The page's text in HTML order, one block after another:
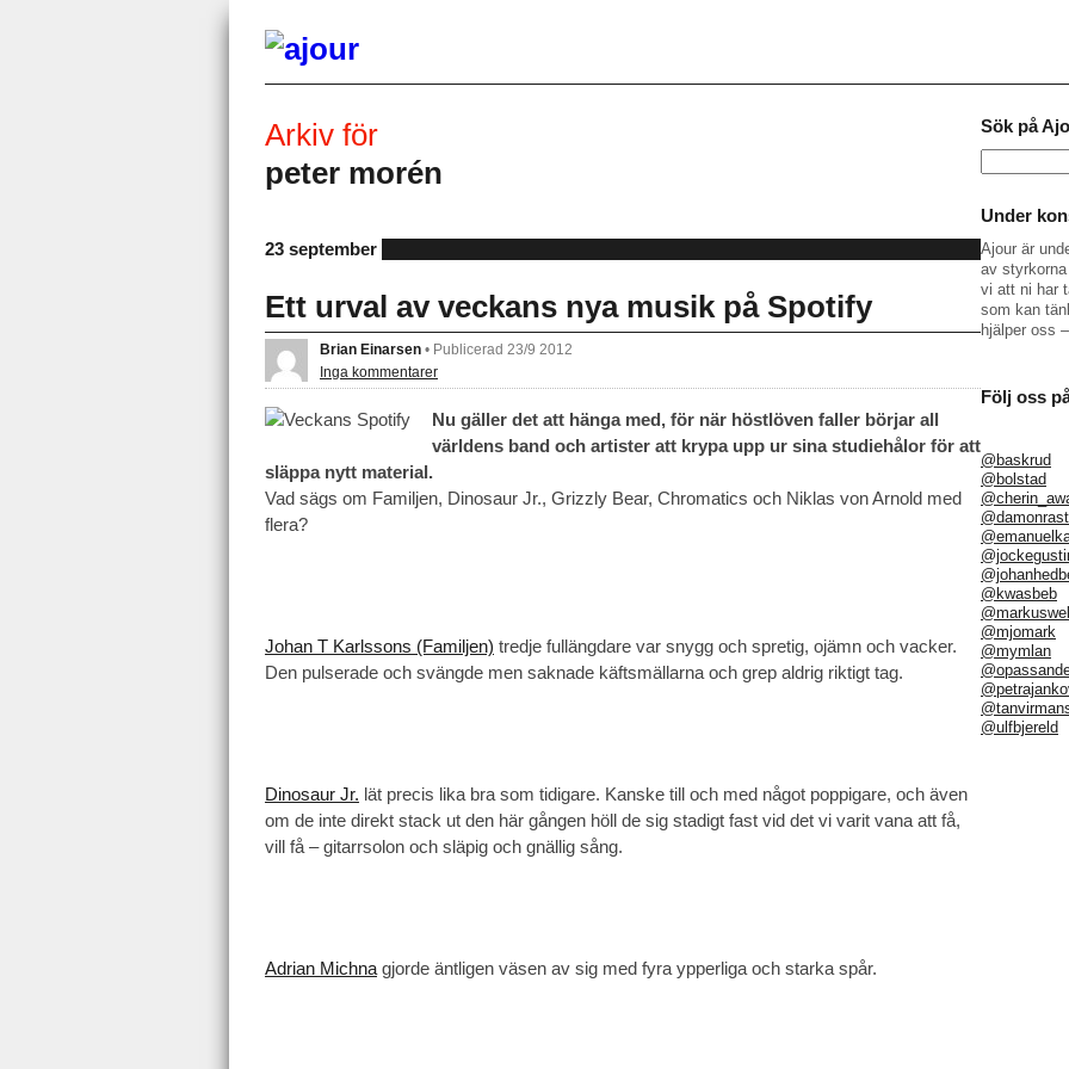
Arkiv för
peter morén
23 september
Ett urval av veckans nya musik på Spotify
Brian Einarsen • Publicerad 23/9 2012
Inga kommentarer
Nu gäller det att hänga med, för när höstlöven faller börjar all
världens band och artister att krypa upp ur sina studiehålor för att
släppa nytt material.
Vad sägs om Familjen, Dinosaur Jr., Grizzly Bear, Chromatics och Niklas von Arnold med
flera?
Johan T Karlssons (Familjen) tredje fullängdare var snygg och spretig, ojämn och vacker.
Den pulserade och svängde men saknade käftsmällarna och grep aldrig riktigt tag.
Dinosaur Jr. lät precis lika bra som tidigare. Kanske till och med något poppigare, och även
om de inte direkt stack ut den här gången höll de sig stadigt fast vid det vi varit vana att få,
vill få – gitarrsolon och släpig och gnällig sång.
Adrian Michnagjorde äntligen väsen av sig med fyra ypperliga och starka spår.
Sök på
efter:
Under
Ajour är
av
vi att ni har
som kan
hjälper oss –
Följ oss
@baskrud
@bolstad
@kwasbeb
@mjomark
@mymlan
@ulfbjereld